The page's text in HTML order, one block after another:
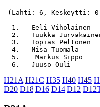
(Lähti: 6, Keskeytti:
1.   Eeli
2.   Tuukka
3.   Topias Peltonen
4.   Misa Tuomala
5.    Markus Sippo
H21A H21C H35 H40 H45
D20 D18 D16 D14 D12